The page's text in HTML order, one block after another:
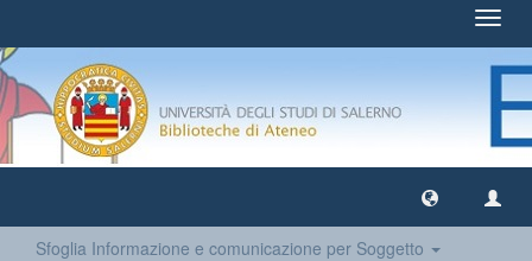
Sfoglia Informazione e comunicazione per Soggetto